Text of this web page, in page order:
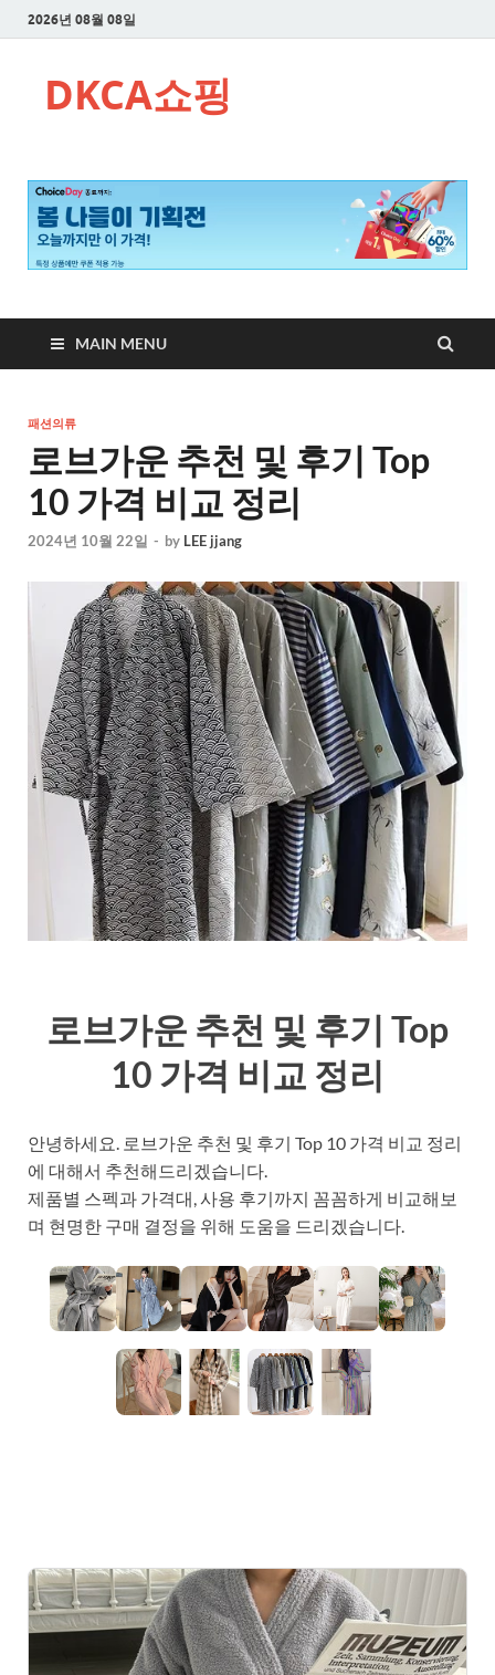
2026년 08월 08일
DKCA쇼핑
MAIN MENU
패션의류
로브가운 추천 및 후기 Top
10 가격 비교 정리
2024년 10월 22일 - by LEE jjang
로브가운 추천 및 후기 Top
10 가격 비교 정리
안녕하세요. 로브가운 추천 및 후기 Top 10 가격 비교 정리
에 대해서 추천해드리겠습니다.
제품별 스펙과 가격대, 사용 후기까지 꼼꼼하게 비교해보
며 현명한 구매 결정을 위해 도움을 드리겠습니다.